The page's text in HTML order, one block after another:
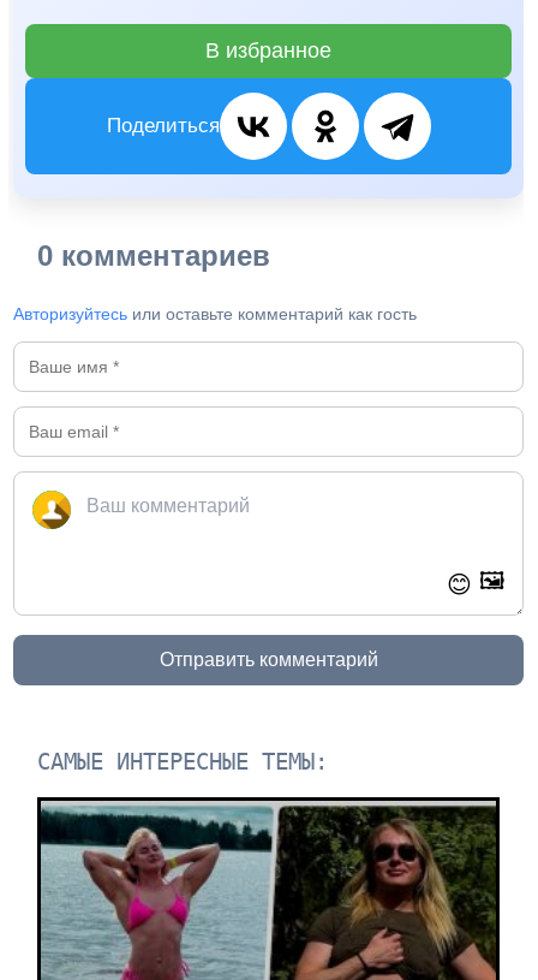
В избранное
Поделиться
0 комментариев
Авторизуйтесь или оставьте комментарий как гость
😊 🖼️
Отправить комментарий
САМЫЕ ИНТЕРЕСНЫЕ ТЕМЫ: